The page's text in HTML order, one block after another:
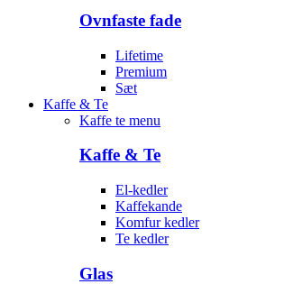
Ovnfaste fade
Lifetime
Premium
Sæt
Kaffe & Te
Kaffe te menu
Kaffe & Te
El-kedler
Kaffekande
Komfur kedler
Te kedler
Glas